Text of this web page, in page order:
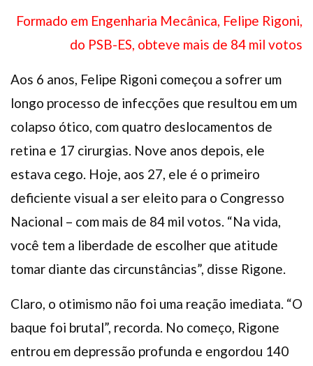
Formado em Engenharia Mecânica, Felipe Rigoni,
do PSB-ES, obteve mais de 84 mil votos
Aos 6 anos, Felipe Rigoni começou a sofrer um
longo processo de infecções que resultou em um
colapso ótico, com quatro deslocamentos de
retina e 17 cirurgias. Nove anos depois, ele
estava cego. Hoje, aos 27, ele é o primeiro
deficiente visual a ser eleito para o Congresso
Nacional – com mais de 84 mil votos. “Na vida,
você tem a liberdade de escolher que atitude
tomar diante das circunstâncias”, disse Rigone.
Claro, o otimismo não foi uma reação imediata. “O
baque foi brutal”, recorda. No começo, Rigone
entrou em depressão profunda e engordou 140
Plano de Saúde
FacebookInstagramTwitter YoutubeTikTok Whatsapp